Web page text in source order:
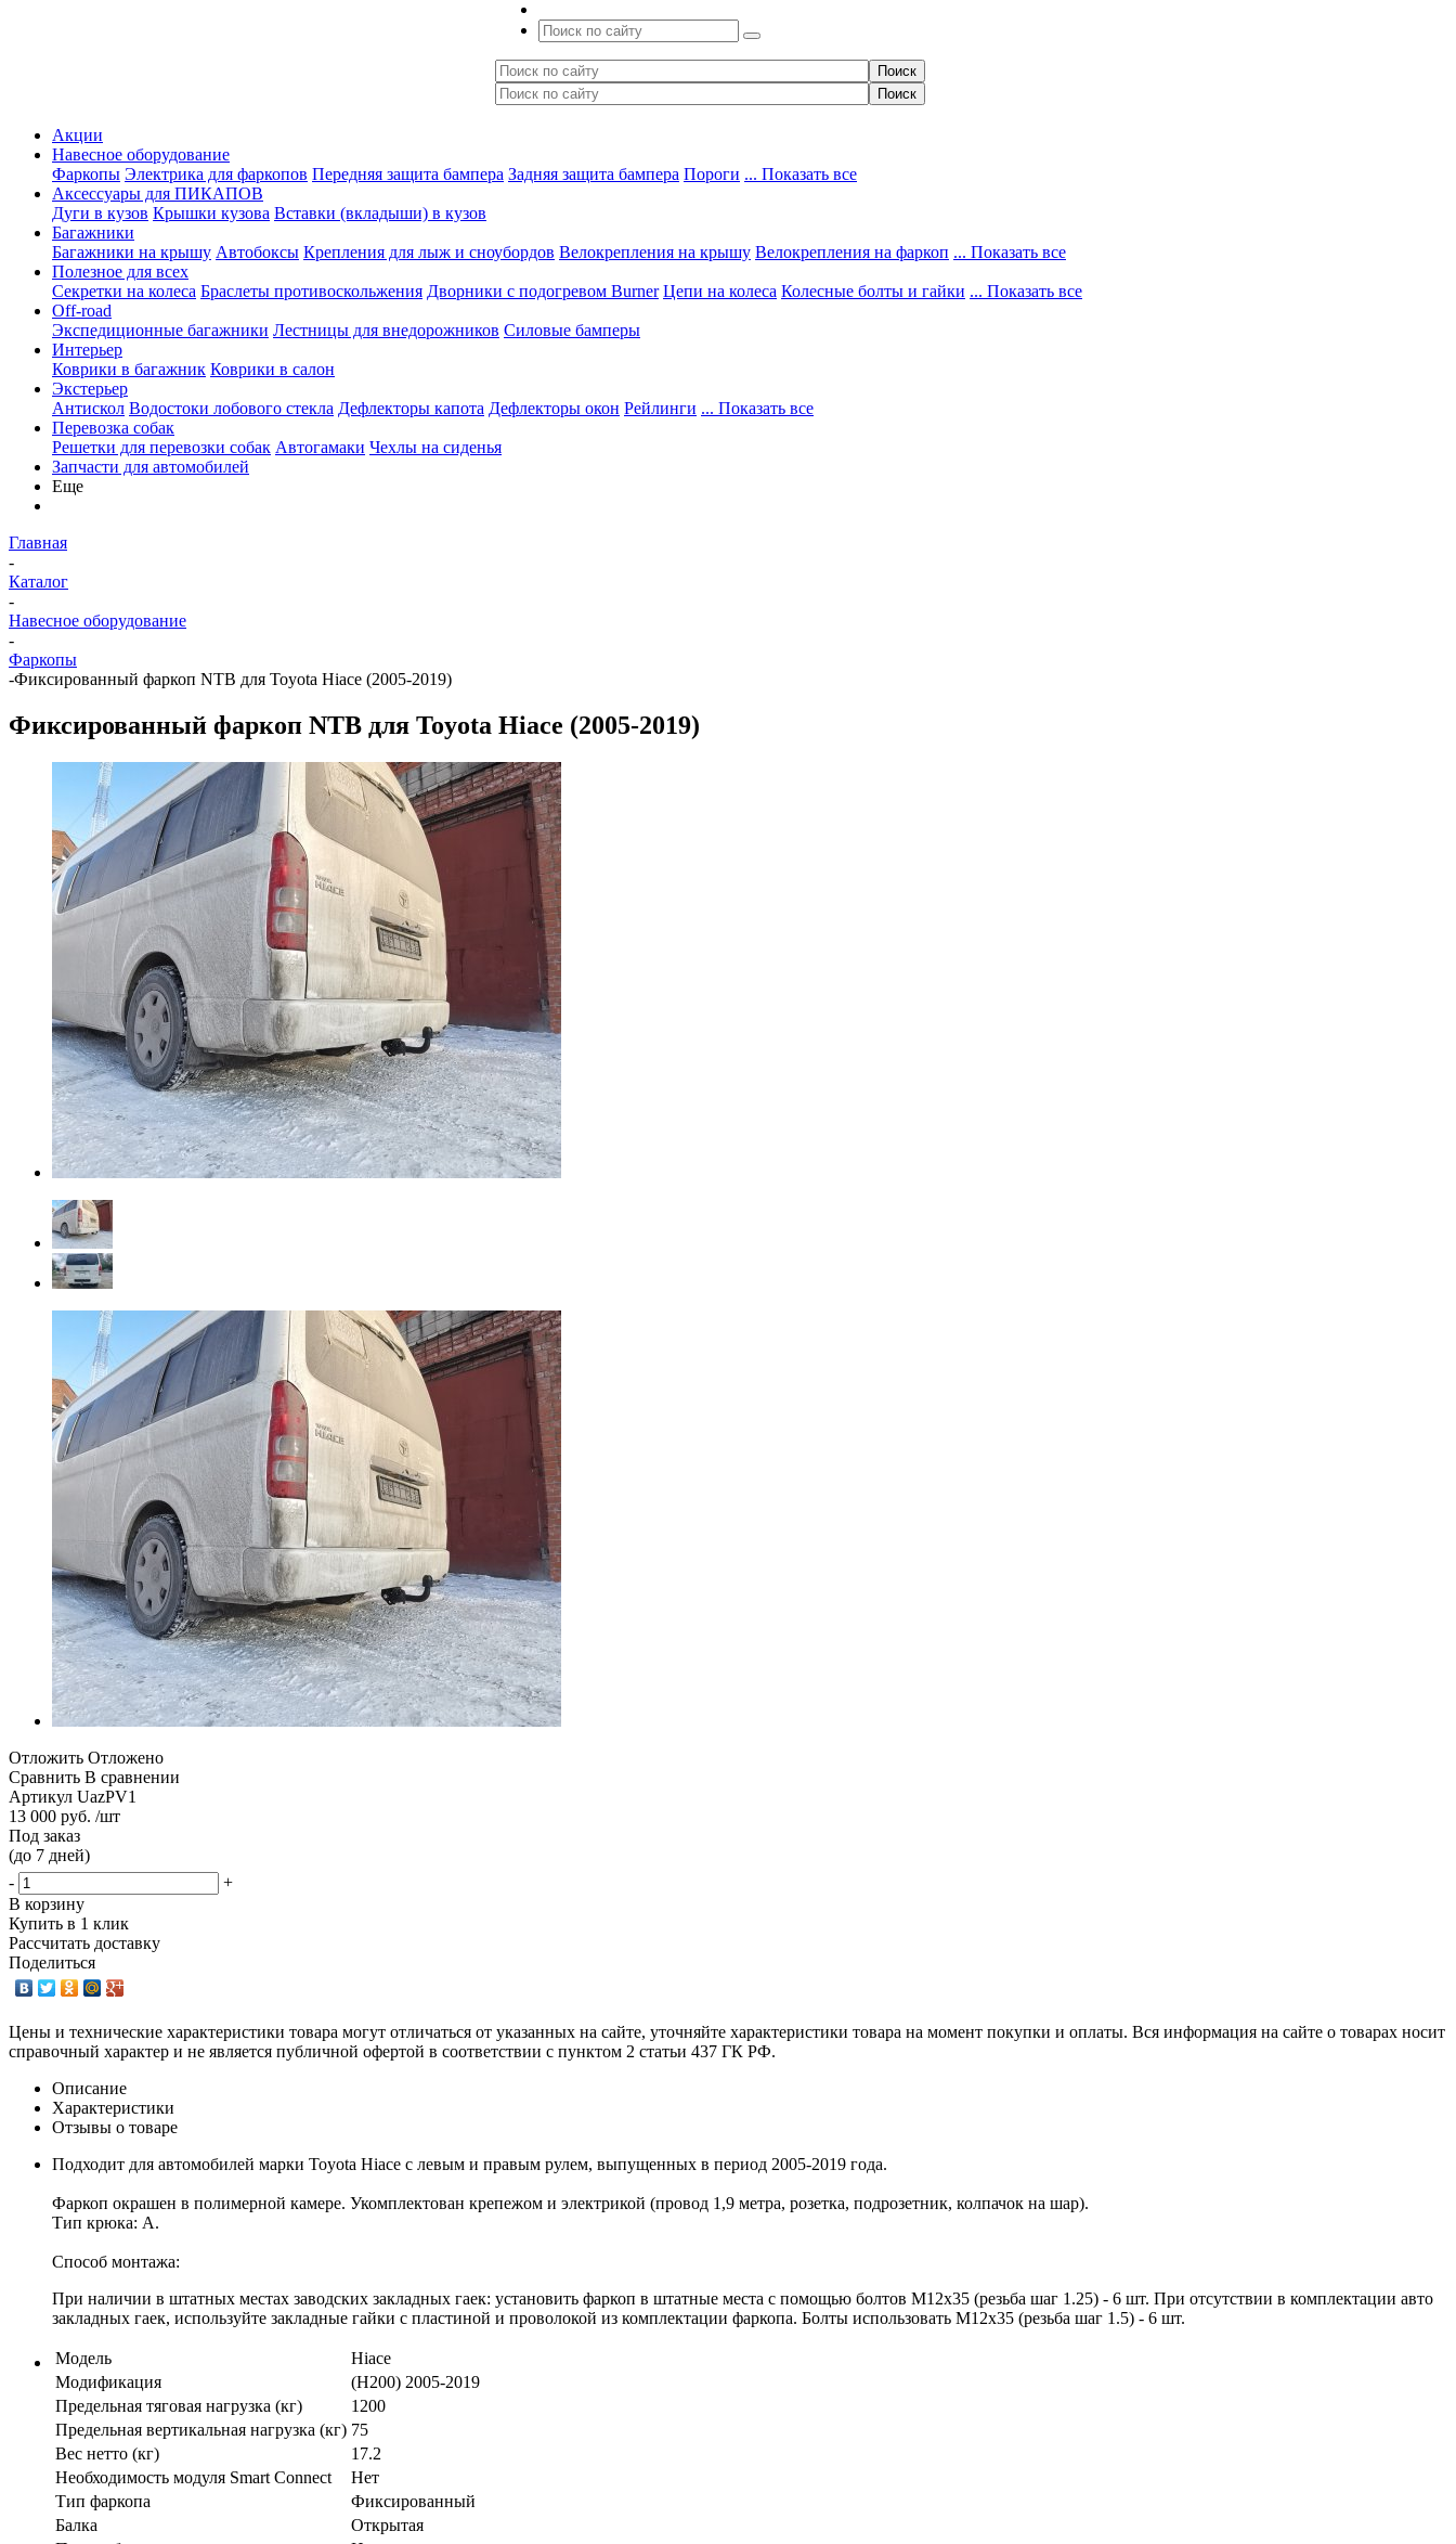
Акции
Навесное оборудование
Фаркопы Электрика для фаркопов Передняя защита бампера Задняя защита бампера Пороги ... Показать все
Аксессуары для ПИКАПОВ
Дуги в кузов Крышки кузова Вставки (вкладыши) в кузов
Багажники
Багажники на крышу Автобоксы Крепления для лыж и сноубордов Велокрепления на крышу Велокрепления на фаркоп ... Показать все
Полезное для всех
Секретки на колеса Браслеты противоскольжения Дворники с подогревом Burner Цепи на колеса Колесные болты и гайки ... Показать все
Off-road
Экспедиционные багажники Лестницы для внедорожников Силовые бамперы
Интерьер
Коврики в багажник Коврики в салон
Экстерьер
Антискол Водостоки лобового стекла Дефлекторы капота Дефлекторы окон Рейлинги ... Показать все
Перевозка собак
Решетки для перевозки собак Автогамаки Чехлы на сиденья
Запчасти для автомобилей
Еще
Главная
-
Каталог
-
Навесное оборудование
-
Фаркопы
-Фиксированный фаркоп NTB для Toyota Hiace (2005-2019)
Фиксированный фаркоп NTB для Toyota Hiace (2005-2019)
Отложить Отложено
Сравнить В сравнении
Артикул UazPV1
13 000 руб. /шт
Под заказ
(до 7 дней)
-
+
В корзину
Купить в 1 клик
Рассчитать доставку
Поделиться
Цены и технические характеристики товара могут отличаться от указанных на сайте, уточняйте характеристики товара на момент покупки и оплаты. Вся информация на сайте о товарах носит
справочный характер и не является публичной офертой в соответствии с пунктом 2 статьи 437 ГК РФ.
Описание
Характеристики
Отзывы о товаре
Подходит для автомобилей марки Toyota Hiace с левым и правым рулем, выпущенных в период 2005-2019 года.
Фаркоп окрашен в полимерной камере. Укомплектован крепежом и электрикой (провод 1,9 метра, розетка, подрозетник, колпачок на шар).
Тип крюка: A.
Способ монтажа:
При наличии в штатных местах заводских закладных гаек: установить фаркоп в штатные места с помощью болтов М12х35 (резьба шаг 1.25) - 6 шт. При отсутствии в комплектации авто
закладных гаек, используйте закладные гайки с пластиной и проволокой из комплектации фаркопа. Болты использовать М12х35 (резьба шаг 1.5) - 6 шт.
Модель
Hiace
Модификация
(H200) 2005-2019
Предельная тяговая нагрузка (кг)
1200
Предельная вертикальная нагрузка (кг) 75
Вес нетто (кг)
17.2
Необходимость модуля Smart Connect
Нет
Тип фаркопа
Фиксированный
Балка
Открытая